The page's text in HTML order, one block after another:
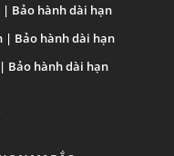
| Bảo hành dài hạn
| Bảo hành dài hạn
Bảo hành dài hạn